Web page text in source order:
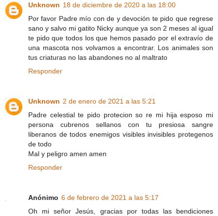
Unknown 18 de diciembre de 2020 a las 18:00
Por favor Padre mío con de y devoción te pido que regrese
sano y salvo mi gatito Nicky aunque ya son 2 meses al igual
te pido que todos los que hemos pasado por el extravío de
una mascota nos volvamos a encontrar. Los animales son
tus criaturas no las abandones no al maltrato
Responder
Unknown 2 de enero de 2021 a las 5:21
Padre celestial te pido protecion so re mi hija esposo mi
persona cubrenos sellanos con tu presiosa sangre
liberanos de todos enemigos visibles invisibles protegenos
de todo
Mal y peligro amen amen
Responder
Anónimo 6 de febrero de 2021 a las 5:17
Oh mi señor Jesús, gracias por todas las bendiciones